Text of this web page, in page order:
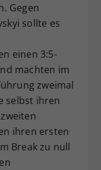
Gegen
sollte es
einen 3:5-
machten im
zweimal
selbst ihren
ihren ersten
Break zu null